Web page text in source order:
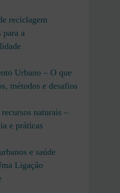
reciclagem
para a
Urbano – O que
métodos e desafios
recursos naturais –
e práticas
e saúde
Ligação